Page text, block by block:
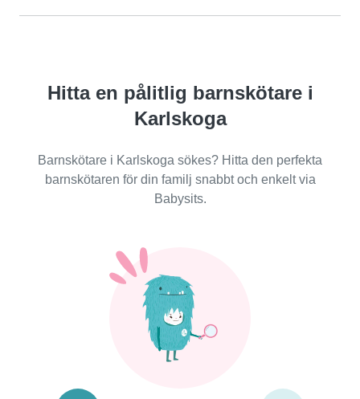
Hitta en pålitlig barnskötare i
Karlskoga
Barnskötare i Karlskoga sökes? Hitta den perfekta
barnskötaren för din familj snabbt och enkelt via
Babysits.